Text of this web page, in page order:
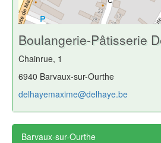
Boulangerie-Pâtisserie
Chainrue, 1
6940 Barvaux-sur-Ourthe
delhayemaxime@delhaye.be
Barvaux-sur-Ourthe